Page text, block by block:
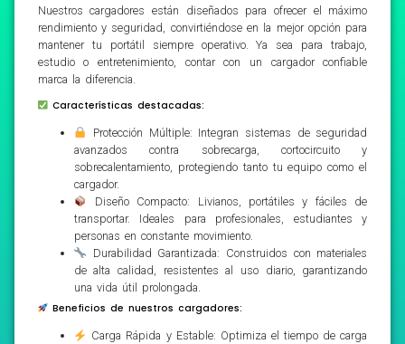
Nuestros cargadores están diseñados para ofrecer el máximo
rendimiento y seguridad, convirtiéndose en la mejor opción para
mantener tu portátil siempre operativo. Ya sea para trabajo,
estudio o entretenimiento, contar con un cargador confiable
marca la diferencia.
Características destacadas:
Protección Múltiple: Integran sistemas de seguridad
avanzados contra sobrecarga, cortocircuito y
sobrecalentamiento, protegiendo tanto tu equipo como el
cargador.
Diseño Compacto: Livianos, portátiles y fáciles de
transportar. Ideales para profesionales, estudiantes y
personas en constante movimiento.
Durabilidad Garantizada: Construidos con materiales
de alta calidad, resistentes al uso diario, garantizando
una vida útil prolongada.
Beneficios de nuestros cargadores:
Carga Rápida y Estable: Optimiza el tiempo de carga